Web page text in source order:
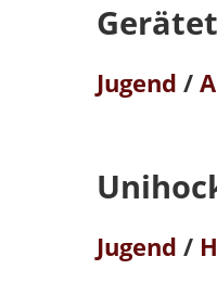
Jugend /
Jugend /